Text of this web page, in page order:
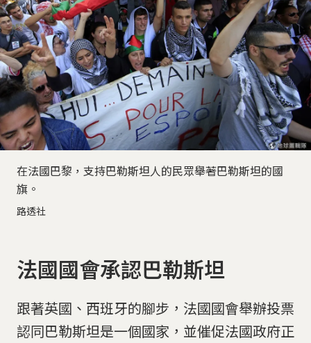
在法國巴黎，支持巴勒斯坦人的民眾舉著巴勒斯坦的國
旗。
路透社
法國國會承認巴勒斯坦
跟著英國、西班牙的腳步，法國國會舉辦投票
認同巴勒斯坦是一個國家，並催促法國政府正